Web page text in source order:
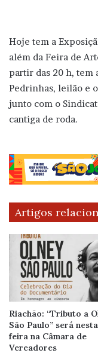
Hoje tem a
além da Feira de
partir das 20 h, tem
Pedrinhas, leilão e o
junto com o
cantiga de roda.
Artigos
Riachão: “Tributo a
São Paulo” será
feira na Câmara de
Vereadores